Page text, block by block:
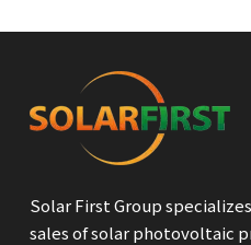
Solar First Group
sales of solar photovoltaic